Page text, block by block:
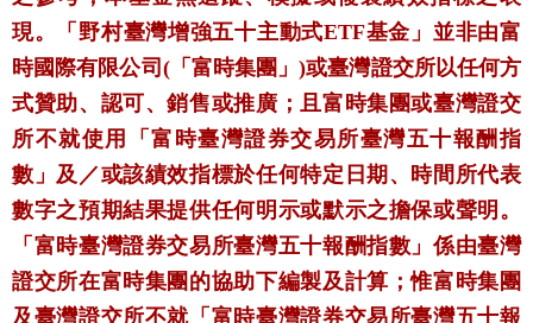
現。「野村臺灣增強五十主動式ETF基金」並非由富
時國際有限公司(「富時集團」)或臺灣證交所以任何方
式贊助、認可、銷售或推廣；且富時集團或臺灣證交
所不就使用「富時臺灣證券交易所臺灣五十報酬指
數」及／或該績效指標於任何特定日期、時間所代表
數字之預期結果提供任何明示或默示之擔保或聲明。
「富時臺灣證券交易所臺灣五十報酬指數」係由臺灣
證交所在富時集團的協助下編製及計算；惟富時集團
及臺灣證交所不就「富時臺灣證券交易所臺灣五十報